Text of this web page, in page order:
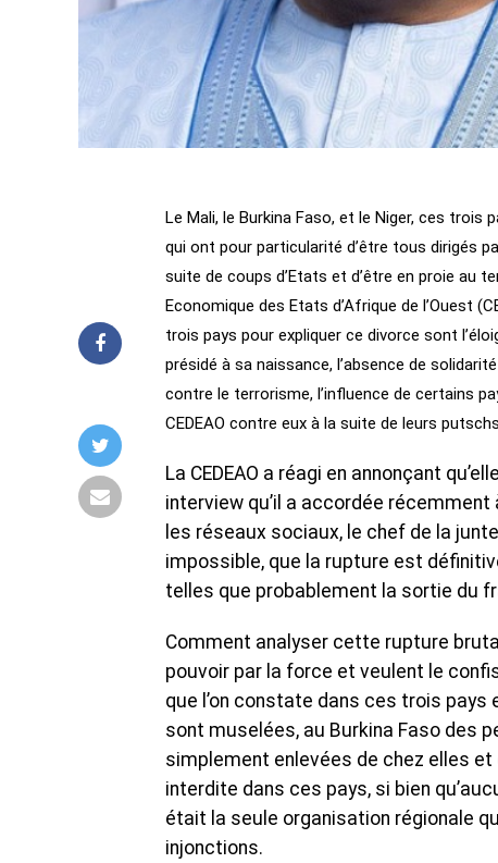
Le Mali, le Burkina Faso, et le Niger, ces trois
qui ont pour particularité d’être tous dirigés
suite de coups d’Etats et d’être en proie au
Economique des Etats d’Afrique de l’Ouest
trois pays pour expliquer ce divorce sont
présidé à sa naissance, l’absence de
contre le terrorisme, l’influence de certains
CEDEAO contre eux à la suite de leurs
La CEDEAO a réagi en annonçant
interview qu’il a accordée
les réseaux sociaux, le chef de la
impossible, que la rupture est
telles que probablement la sortie du
Comment analyser cette rupture
pouvoir par la force et veulent le
que l’on constate dans ces trois
sont muselées, au Burkina Faso des
simplement enlevées de chez elles
interdite dans ces pays, si bien
était la seule organisation régionale
injonctions.